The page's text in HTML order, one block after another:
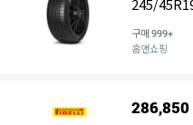
245/
구매999+
홈앤쇼핑
286,850